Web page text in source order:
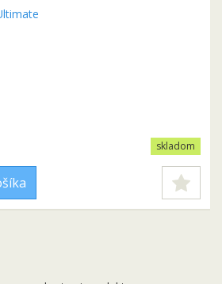
skladom